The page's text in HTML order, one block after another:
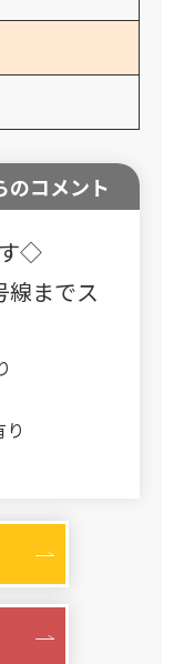
のコメント
◇
までス